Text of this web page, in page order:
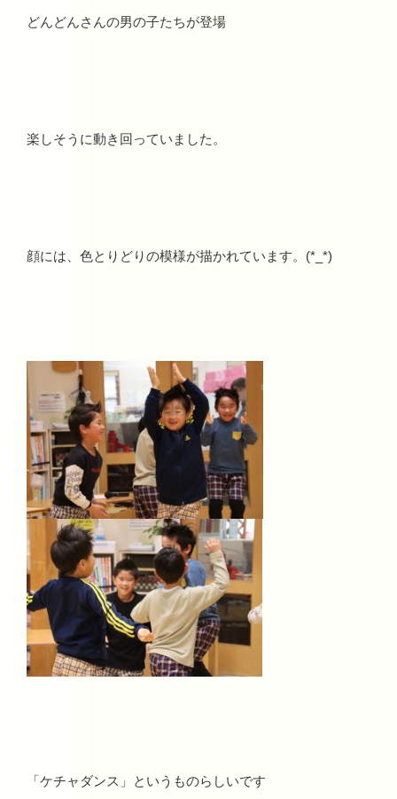
どんどんさんの男の子たちが登場
楽しそうに動き回っていました。
顔には、色とりどりの模様が描かれています。(*_*)
「ケチャダンス」というものらしいです